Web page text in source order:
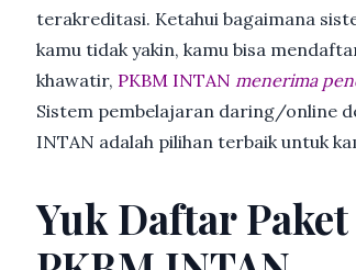
terakreditasi. Ketahui bagaimana
kamu tidak yakin, kamu bisa
khawatir, PKBM INTAN menerima
Sistem pembelajaran daring/online
INTAN adalah pilihan terbaik untuk
Yuk Daftar